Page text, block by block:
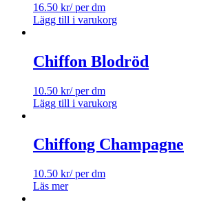
16.50 kr/ per dm
Lägg till i varukorg
Chiffon Blodröd
10.50 kr/ per dm
Lägg till i varukorg
Chiffong Champagne
10.50 kr/ per dm
Läs mer